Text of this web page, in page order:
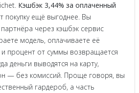
Кэшбэк 3,44% за оплаченный
покупку ещё выгоднее. Вы
через кэшбэк сервис
модель, оплачиваете её
процент от суммы возвращается
деньги выводятся на карту,
— без комиссий. Проще говоря, вы
гардероб, а часть